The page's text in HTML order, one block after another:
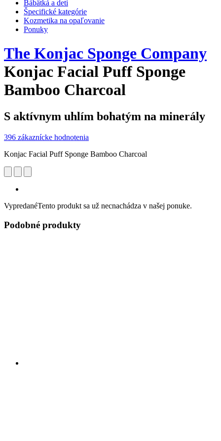
Bábätká a deti
Špecifické kategórie
Kozmetika na opaľovanie
Ponuky
The Konjac Sponge Company
Konjac Facial Puff Sponge
Bamboo Charcoal
S aktívnym uhlím bohatým na minerály
396 zákaznícke hodnotenia
Konjac Facial Puff Sponge Bamboo Charcoal
VypredanéTento produkt sa už necnachádza v našej ponuke.
Podobné produkty